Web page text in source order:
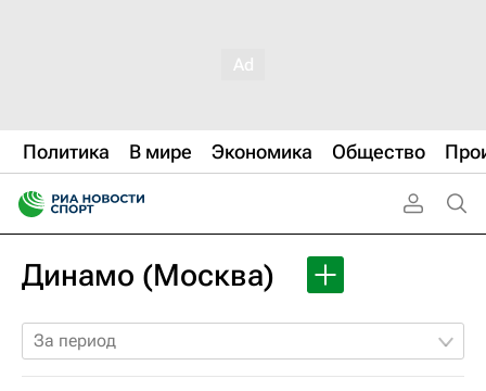
Политика В мире Экономика Общество
Динамо (Москва)
За период